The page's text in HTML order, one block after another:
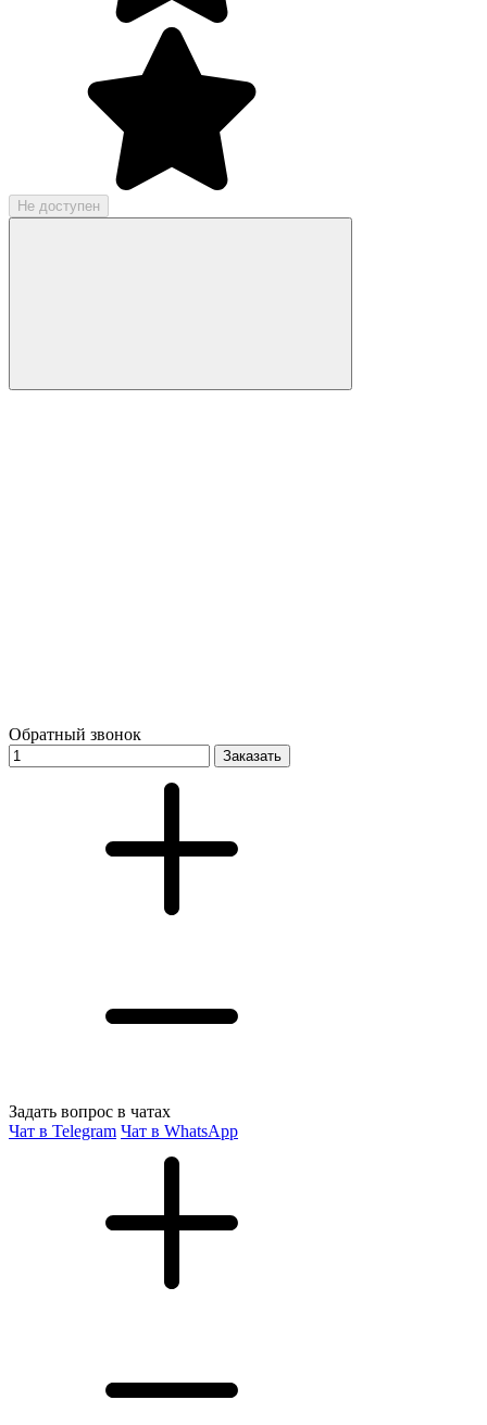
Не доступен
Обратный звонок
Заказать
Задать вопрос в чатах
Чат в Telegram Чат в WhatsApp